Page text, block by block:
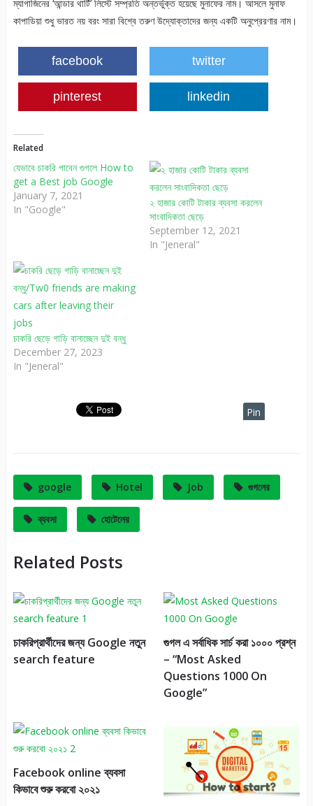
ম্যাগাজিনের ‘আন্ডার থার্টি’ লিস্টে সম্প্রতি অন্তর্ভুক্ত হয়েছে মুনাফের নাম। আসলে মুনাফ
কাপাডিয়া শুধু ভারত নয় বরং সারা বিশ্বে তরুণ উদ্যোক্তাদের জন্য একটি অনুপ্রেরণার নাম।
facebook twitter
pinterest linkedin
Related
যেভাবে চাকরি পাবেন গুগলে How to
get a Best job Google
January 7, 2021
In "Google"
২ হাজার কোটি টাকার ব্যবসা করলেন
সাংবাদিকতা ছেড়ে
September 12, 2021
In "Jeneral"
চাকরি ছেড়ে গাড়ি বানাচ্ছেন দুই বন্ধু
December 27, 2023
In "Jeneral"
Pin
google Hotel Job গুগলের
ব্যবসা হোটেলের
Related Posts
চাকরিপ্রার্থীদের জন্য Google নতুন
search feature
গুগল এ সর্বাধিক সার্চ করা ১০০০ প্রশ্ন
– “Most Asked
Questions 1000 On
Google”
Facebook online ব্যবসা
কিভাবে শুরু করবো ২০২১